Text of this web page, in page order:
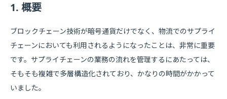
1. 概要
ブロックチェーン技術が暗号通貨だけでなく、物流でのサプライ
チェーンにおいても利用されるようになったことは、非常に重要
です。サプライチェーンの業務の流れを管理するにあたっては、
そもそも複雑で多層構造化されており、かなりの時間がかかって
いました。